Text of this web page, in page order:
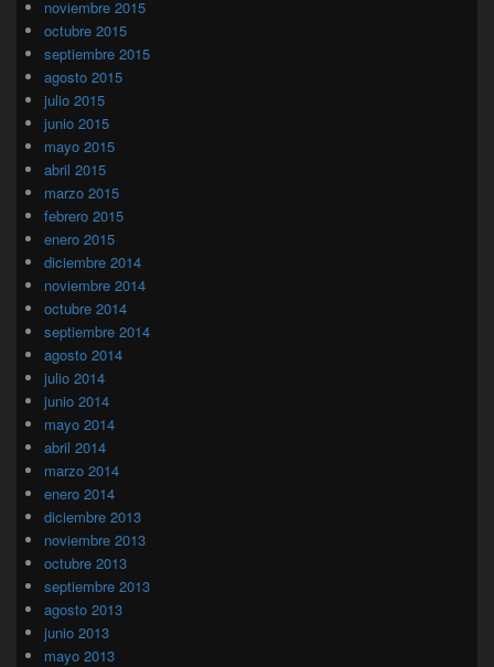
noviembre 2015
octubre 2015
septiembre 2015
agosto 2015
julio 2015
junio 2015
mayo 2015
abril 2015
marzo 2015
febrero 2015
enero 2015
diciembre 2014
noviembre 2014
octubre 2014
septiembre 2014
agosto 2014
julio 2014
junio 2014
mayo 2014
abril 2014
marzo 2014
enero 2014
diciembre 2013
noviembre 2013
octubre 2013
septiembre 2013
agosto 2013
junio 2013
mayo 2013